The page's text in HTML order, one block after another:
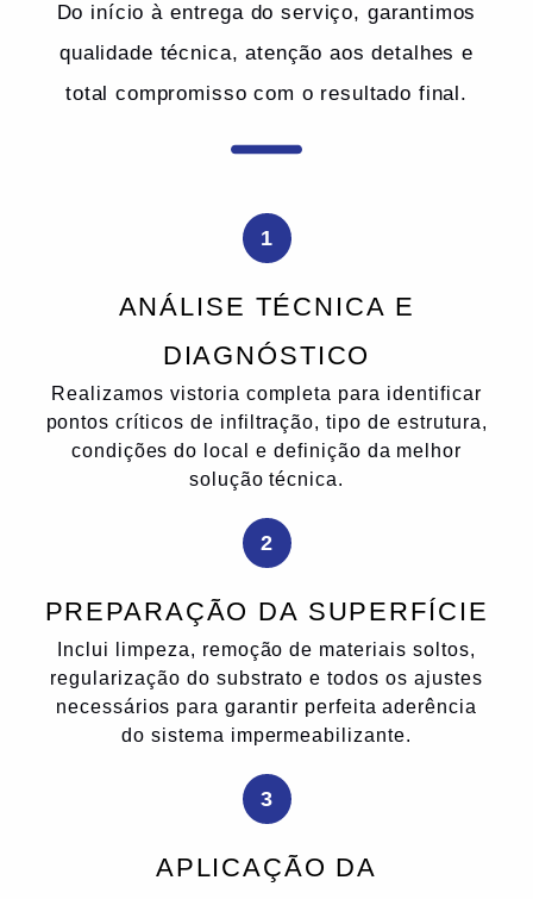
Do início à entrega do serviço, garantimos
qualidade técnica, atenção aos detalhes e
total compromisso com o resultado final.
1
ANÁLISE TÉCNICA E
DIAGNÓSTICO
Realizamos vistoria completa para identificar
pontos críticos de infiltração, tipo de estrutura,
condições do local e definição da melhor
solução técnica.
2
PREPARAÇÃO DA SUPERFÍCIE
Inclui limpeza, remoção de materiais soltos,
regularização do substrato e todos os ajustes
necessários para garantir perfeita aderência
do sistema impermeabilizante.
3
APLICAÇÃO DA